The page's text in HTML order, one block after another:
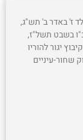
ז' באדר ב' תש"ג,
נהרג כ"ו בשבט תשל"ז,
בקיבוץ יגור להוריו
שחור-עיניים